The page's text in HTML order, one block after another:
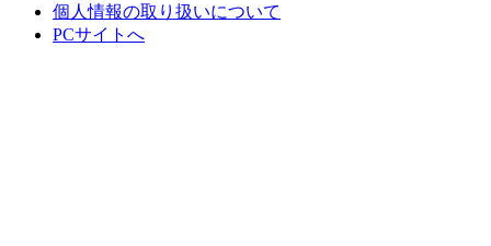
個人情報の取り扱いについて
PCサイトへ